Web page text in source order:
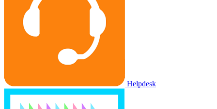
Helpdesk